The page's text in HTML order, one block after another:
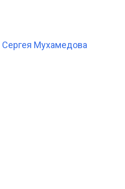
Сергея Мухамедова